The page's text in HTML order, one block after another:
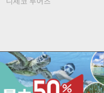
(c) 2026 이시가